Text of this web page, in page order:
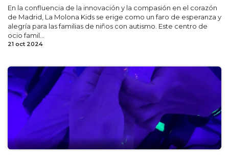
En la confluencia de la innovación y la compasión en el corazón
de Madrid, La Molona Kids se erige como un faro de esperanza y
alegría para las familias de niños con autismo. Este centro de
ocio famil...
21 oct 2024